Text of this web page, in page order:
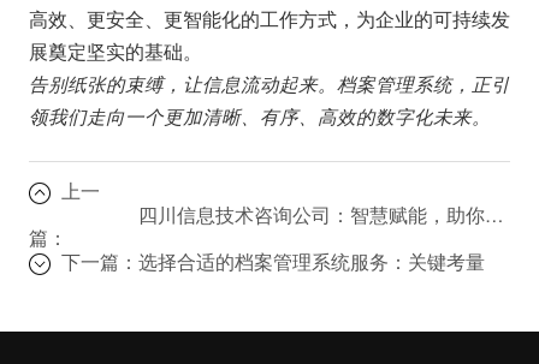
高效、更安全、更智能化的工作方式，为企业的可持续发
展奠定坚实的基础。
告别纸张的束缚，让信息流动起来。档案管理系统，正引
领我们走向一个更加清晰、有序、高效的数字化未来。
上一
篇：
四川信息技术咨询公司：智慧赋能，助你企业数字化转型！
下一篇：选择合适的档案管理系统服务：关键考量